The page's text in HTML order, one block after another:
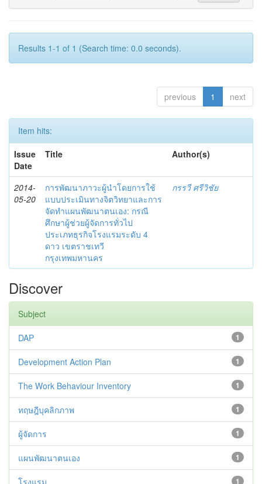
Results 1-1 of 1 (Search time: 0.0 seconds).
previous 1 next
Item hits:
Issue
Date
Title Author(s)
2014-
05-20
การพัฒนาภาวะผู้นำโดยการใช้
แบบประเมินทางจิตวิทยาและการ
จัดทำแผนพัฒนาตนเอง: กรณี
ศึกษาผู้ช่วยผู้จัดการทั่วไป
ประเภทธุรกิจโรงแรมระดับ 4
ดาว เขตราชเทวี
กรุงเทพมหานคร
กรรวี ศรีวิชัย
Discover
Subject
1
DAP
1
Development Action Plan
1
The Work Behaviour Inventory
1
ทฤษฎีบุคลิกภาพ
1
ผู้จัดการ
1
แผนพัฒนาตนเอง
1
โรงแรม